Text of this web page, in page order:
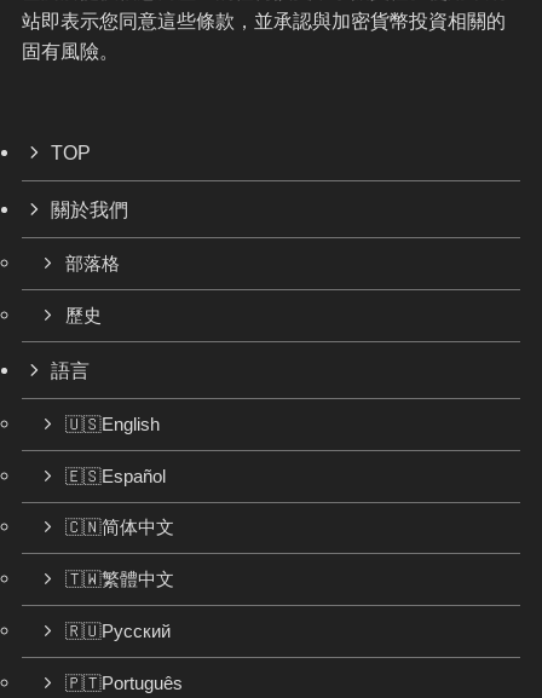
站即表示您同意這些條款，並承認與加密貨幣投資相關的
固有風險。
TOP
關於我們
部落格
歷史
語言
🇺🇸English
🇪🇸Español
🇨🇳简体中文
🇹🇼繁體中文
🇷🇺Русский
🇵🇹Português